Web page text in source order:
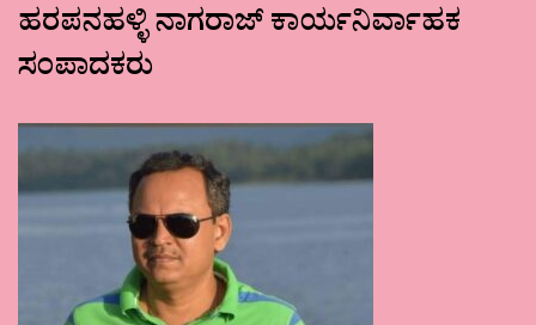
ಹರಪನಹಳ್ಳಿ ನಾಗರಾಜ್ ಕಾರ್ಯನಿರ್ವಾಹಕ
ಸಂಪಾದಕರು